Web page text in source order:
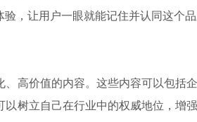
，让用户一眼就能记住并认同这个品
高价值的内容。这些内容可以包括企
树立自己在行业中的权威地位，增